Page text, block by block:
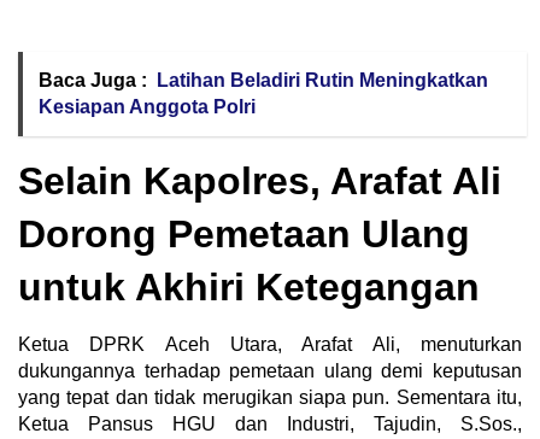
Baca Juga :
Latihan Beladiri Rutin Meningkatkan
Kesiapan Anggota Polri
Selain Kapolres, Arafat Ali
Dorong Pemetaan Ulang
untuk Akhiri Ketegangan
Ketua DPRK Aceh Utara, Arafat Ali, menuturkan
dukungannya terhadap pemetaan ulang demi keputusan
yang tepat dan tidak merugikan siapa pun. Sementara itu,
Ketua Pansus HGU dan Industri, Tajudin, S.Sos.,